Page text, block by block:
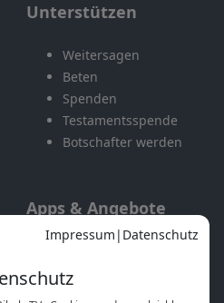
Unterstützen
Weitersagen
Beten
Spenden
Testamentsspende
Botschafter werden
Apps & Angebote
Mobile App